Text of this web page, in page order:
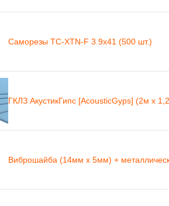
Саморезы ТС-XTN-F 3.9х41 (500 шт.)
ГКЛЗ АкустикГипс [AcousticGyps] (2м х
Виброшайба (14мм х 5мм) +